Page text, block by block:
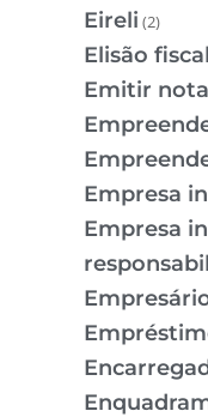
Eireli (2)
Elisão fiscal
Emitir
Empresa
Empresa